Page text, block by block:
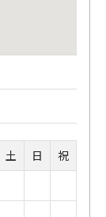
土 日
祝